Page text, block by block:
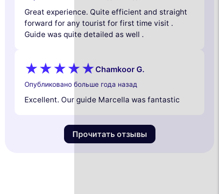
Great experience. Quite efficient and straight
forward for any tourist for first time visit .
Guide was quite detailed as well .
Chamkoor G.
Опубликовано больше года назад
Excellent. Our guide Marcella was fantastic
Прочитать отзывы